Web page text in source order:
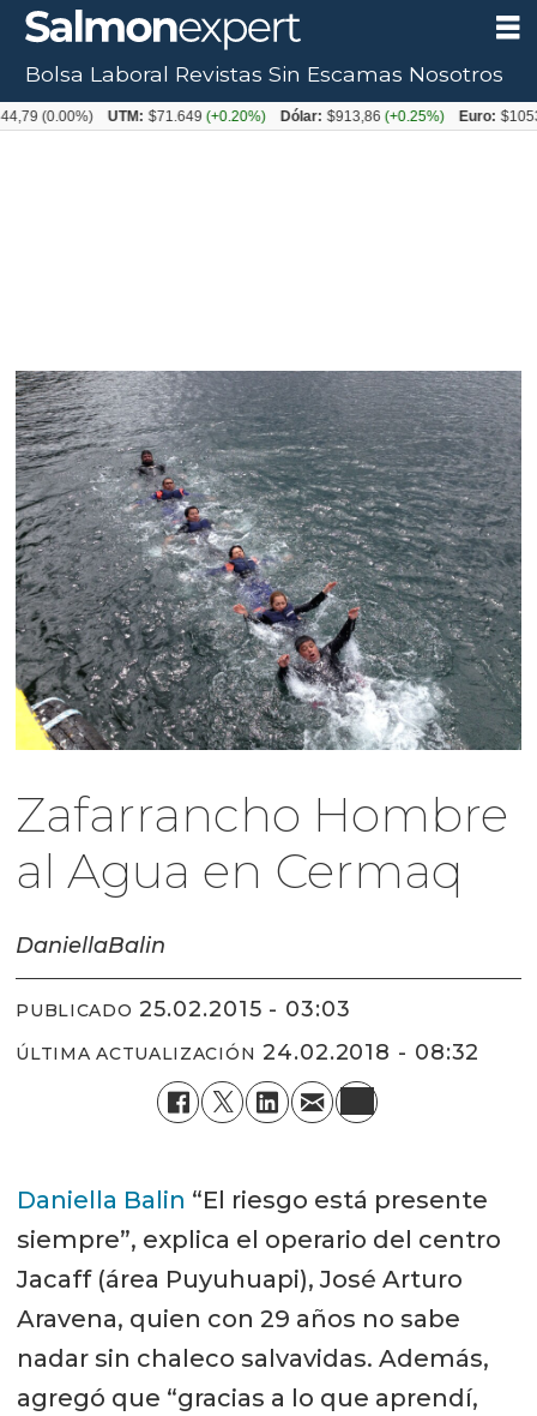
Zafarrancho Hombre
al Agua en Cermaq
DaniellaBalin
PUBLICADO 25.02.2015 - 03:03
ÚLTIMA ACTUALIZACIÓN 24.02.2018 - 08:32
Daniella Balin “El riesgo está presente
siempre”, explica el operario del centro
Jacaff (área Puyuhuapi), José Arturo
Aravena, quien con 29 años no sabe
nadar sin chaleco salvavidas. Además,
agregó que “gracias a lo que aprendí,
Bolsa Laboral Revistas Sin Escamas Nosotros
UTM: $71.649(+0.20%) Dólar: $913,86(+0.25%) Euro: $1053,08 (-